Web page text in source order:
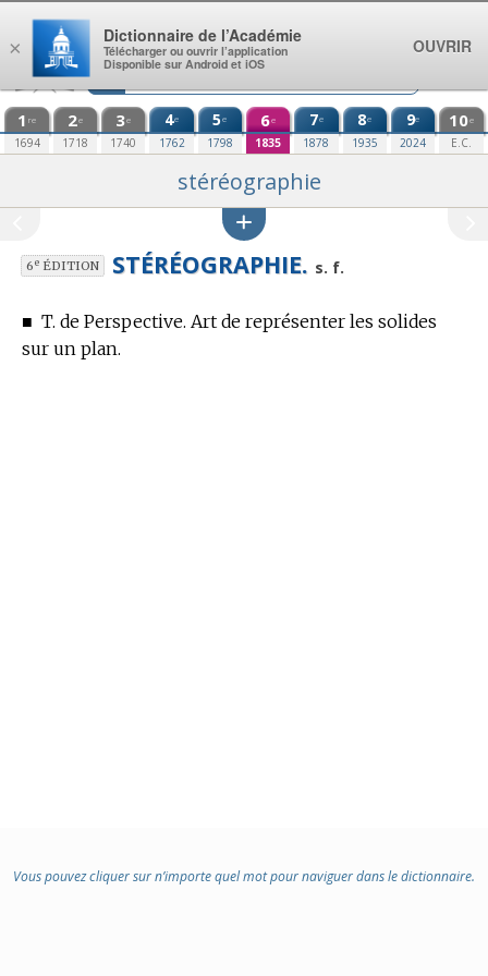
Aller au contenu
1 re
1694
2e
1718
3e
1740
4e
1762
5e
1798
6e
1835
7e
1878
8e
1935
9e
2024
10e
E.C.
stéréographie
6eÉDITION STÉRÉOGRAPHIE. s. f.
■ T. de Perspective. Art de représenter les solides
sur un plan.
Vous pouvez cliquer sur n’importe quel mot pour naviguer dans le dictionnaire.
×
Dictionnaire de l’Académie
Télécharger ou ouvrir l’application
Disponible sur Android et iOS
OUVRIR